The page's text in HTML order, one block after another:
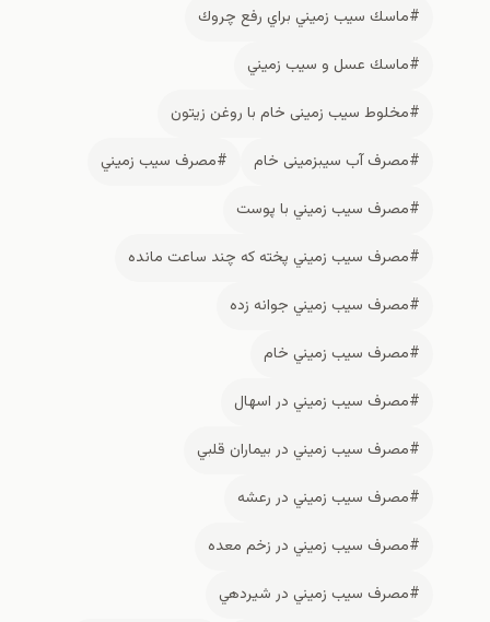
#ماسك سيب زميني براي رفع چروك
#ماسك عسل و سيب زميني
#مخلوط سیب زمینی خام با روغن زیتون
#مصرف آب سیب‎زمینی خام
#مصرف سيب زميني
#مصرف سيب زميني با پوست
#مصرف سيب زميني پخته كه چند ساعت مانده
#مصرف سيب زميني جوانه زده
#مصرف سيب زميني خام
#مصرف سيب زميني در اسهال
#مصرف سيب زميني در بيماران قلبي
#مصرف سيب زميني در رعشه
#مصرف سيب زميني در زخم معده
#مصرف سيب زميني در شيردهي